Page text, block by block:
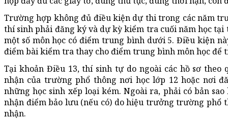
Trường hợp không đủ điều kiện dự thi trong các năm
thí sinh phải đăng ký và dự kỳ kiểm tra cuối năm học
một số môn học có điểm trung bình dưới 5. Điều kiện
điểm bài kiểm tra thay cho điểm trung bình môn học để
Tại khoản Điều 13, thí sinh tự do ngoài các hồ sơ
nhận của trường phổ thông nơi học lớp 12 hoặc nơi
những học sinh xếp loại kém. Ngoài ra, phải có bản
nhận điểm bảo lưu (nếu có) do hiệu trưởng trường
nhận.